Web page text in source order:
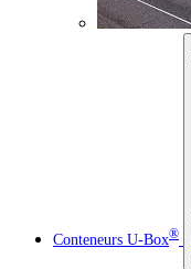
Conteneurs U-Box®